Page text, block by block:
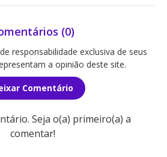
(0)
responsabilidade exclusiva de seus
a opinião deste site.
Comentário
Seja o(a) primeiro(a) a
comentar!